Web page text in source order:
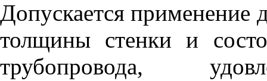
Допускается применение
толщины стенки и
трубопровода,